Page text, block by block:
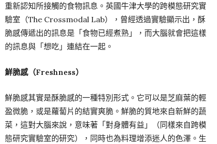
重新認知所接觸的食物訊息。英國牛津大學的跨模態研究實
驗室（The Crossmodal Lab），曾經透過實驗顯示出，酥
脆感傳遞出的訊息是「食物已經煮熟」，而大腦就會把這樣
的訊息與「想吃」連結在一起。
鮮脆感（Freshness）
鮮脆感其實是酥脆感的一種特別形式。它可以是芝麻葉的輕
盈微脆，或是蘿蔔片的結實爽脆。鮮脆的質地來自新鮮的蔬
菜，這對大腦來說，意味著「對身體有益」（同樣來自跨模
態研究實驗室的研究），同時也為料理增添迷人的色澤。生